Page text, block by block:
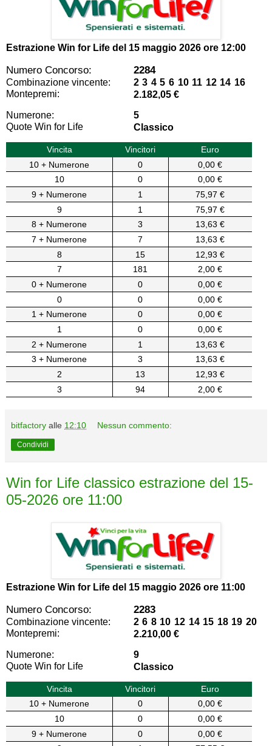
Estrazione Win for Life del 15 maggio 2026 ore 12:00
Numero Concorso: 2284
Combinazione vincente:
2 3 4 5 6 10 11 12 14 16
Montepremi:
2.182,05 €
Numerone:
5
Quote Win for Life
Classico
Vincita Vincitori
Euro
10 + Numerone
0
0,00 €
10
0
0,00 €
9 + Numerone
1
75,97 €
9
1
75,97 €
8 + Numerone
3
13,63 €
7 + Numerone
7
13,63 €
8
15
12,93 €
7
181
2,00 €
0 + Numerone
0
0,00 €
0
0
0,00 €
1 + Numerone
0
0,00 €
1
0
0,00 €
2 + Numerone
1
13,63 €
3 + Numerone
3
13,63 €
2
13
12,93 €
3
94 2,00 €
bitfactory alle 12:10 Nessun commento:
Condividi
Win for Life classico estrazione del 15-
05-2026 ore 11:00
Estrazione Win for Life del 15 maggio 2026 ore 11:00
Numero Concorso: 2283
Combinazione vincente:
2 6 8 10 12 14 15 18 19 20
Montepremi:
2.210,00 €
Numerone:
9
Quote Win for Life
Classico
Vincita Vincitori
Euro
10 + Numerone
0
0,00 €
10
0
0,00 €
9 + Numerone
0
0,00 €